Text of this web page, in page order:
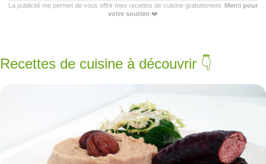
La publicité me permet de vous offrir mes recettes de cuisine gratuitement. Merci pour
votre soutien ❤️
Recettes de cuisine à découvrir 👇